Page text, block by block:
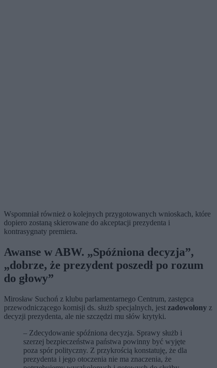
Wspomniał również o kolejnych przygotowanych wnioskach, które
dopiero zostaną skierowane do akceptacji prezydenta i
kontrasygnaty premiera.
Awanse w ABW. „Spóźniona decyzja”,
„dobrze, że prezydent poszedł po rozum
do głowy”
Mirosław Suchoń z klubu parlamentarnego Centrum, zastępca
przewodniczącego komisji ds. służb specjalnych, jest zadowolony z
decyzji prezydenta, ale nie szczędzi mu słów krytyki.
– Zdecydowanie spóźniona decyzja. Sprawy służb i
szerzej bezpieczeństwa państwa powinny być wyjęte
poza spór polityczny. Z przykrością konstatuję, że dla
prezydenta i jego otoczenia nie ma znaczenia, że